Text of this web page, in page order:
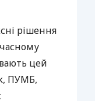
рішення
цей
ПУМБ,